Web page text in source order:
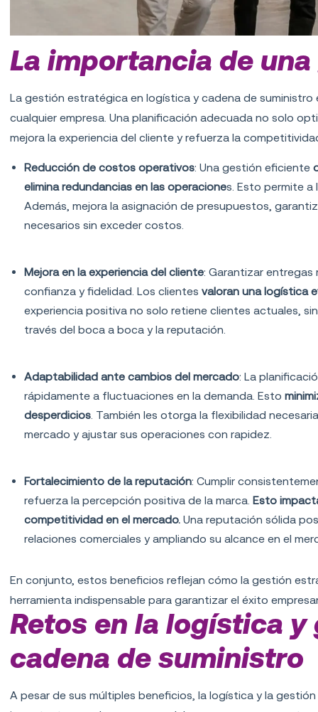
La importancia de
La gestión estratégica en logística y cadena de
cualquier empresa. Una planificación adecuada no solo
mejora la experiencia del cliente y refuerza la
Reducción de costos operativos: Una gestión eficiente
elimina redundancias en las operaciones. Esto permite a
Además, mejora la asignación de presupuestos,
necesarios sin exceder costos.
Mejora en la experiencia del cliente: Garantizar
confianza y fidelidad. Los clientesvaloran una logística
experiencia positiva no solo retiene clientes actuales,
través del boca a boca y la reputación.
Adaptabilidad ante cambios del mercado: La
rápidamente a fluctuaciones en la demanda. Esto
desperdicios . También les otorga la flexibilidad
mercado y ajustar sus operaciones con rapidez.
Fortalecimiento de la reputación: Cumplir
refuerza la percepción positiva de la marca. Esto
competitividad en el mercado. Una reputación sólida
relaciones comerciales y ampliando su alcance en el
En conjunto, estos beneficios reflejan cómo la gestión
herramienta indispensable para garantizar el éxito
Retos en la logística y
cadena de suministro
A pesar de sus múltiples beneficios, la logística y la